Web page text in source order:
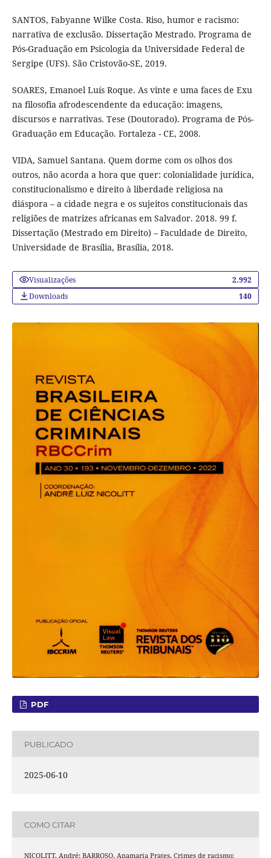
SANTOS, Fabyanne Wilke Costa. Riso, humor e racismo:
narrativa de exclusão. Dissertação Mestrado. Programa de
Pós-Graduação em Psicologia da Universidade Federal de
Sergipe (UFS). São Cristovão-SE, 2019.
SOARES, Emanoel Luís Roque. As vinte e uma faces de Exu
na filosofia afrodescendente da educação: imagens,
discursos e narrativas. Tese (Doutorado). Programa de Pós-
Graduação em Educação. Fortaleza - CE, 2008.
VIDA, Samuel Santana. Quem dorme com os olhos dos
outros, não acorda a hora que quer: colonialidade jurídica,
constitucionalismo e direito à liberdade religiosa na
diáspora – a cidade negra e os sujeitos constitucionais das
religiões de matrizes africanas em Salvador. 2018. 99 f.
Dissertação (Mestrado em Direito) – Faculdade de Direito,
Universidade de Brasília, Brasília, 2018.
Visualizações
2.992
Downloads
140
PDF
PUBLICADO
2025-06-10
COMO CITAR
NICOLITT, André; BARROSO, Anamaria Prates. Crimes de racismo: